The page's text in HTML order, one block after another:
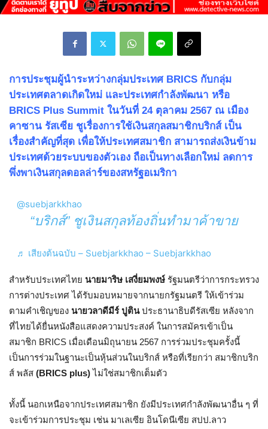
การประชุมผู้นำระหว่างกลุ่มประเทศ BRICS กับกลุ่ม
ประเทศตลาดเกิดใหม่ และประเทศกำลังพัฒนา หรือ
BRICS Plus Summit ในวันที่ 24 ตุลาคม 2567 ณ เมือง
คาซาน รัสเซีย ชูเรื่องการใช้เงินสกุลสมาชิกบริกส์ เป็น
เรื่องสำคัญที่สุด เพื่อให้ประเทศสมาชิก สามารถส่งเงินข้าม
ประเทศด้วยระบบของตัวเอง ถือเป็นทางเลือกใหม่ ลดการ
พึ่งพาเงินสกุลดอลล่าร์ของสหรัฐอเมริกา
@suebjarkkhao
“บริกส์” ชูเงินสกุลท้องถิ่นทำมาค้าขาย
♬ เสียงต้นฉบับ – Suebjarkkhao – Suebjarkkhao
สำหรับประเทศไทย นายมาริษ เสงี่ยมพงษ์ รัฐมนตรีว่าการกระทรวง
การต่างประเทศ ได้รับมอบหมายจากนายกรัฐมนตรี ให้เข้าร่วม
ตามคำเชิญของ นายวลาดีมีร์ ปูตินประธานาธิบดีรัสเซีย หลังจาก
ที่ไทยได้ยื่นหนังสือแสดงความประสงค์ ในการสมัครเข้าเป็น
สมาชิก BRICS เมื่อเดือนมิถุนายน 2567 การร่วมประชุมครั้งนี้
เป็นการร่วมในฐานะเป็นหุ้นส่วนในบริกส์ หรือที่เรียกว่า สมาชิกบริก
ส์ พลัส (BRICS plus)ไม่ใช่สมาชิกเต็มตัว
ทั้งนี้ นอกเหนือจากประเทศสมาชิก ยังมีประเทศกำลังพัฒนาอื่น ๆ ที่
จะเข้าร่วมการประชุม เช่น มาเลเซีย อินโดนีเซีย สปป.ลาว